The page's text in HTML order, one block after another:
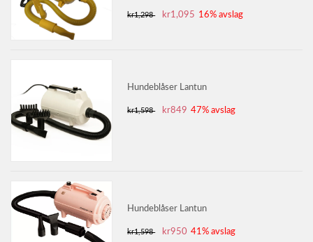
kr1,298 kr1,095 16% avslag
Hundeblåser Lantun
kr1,598 kr849 47% avslag
Hundeblåser Lantun
kr1,598 kr950 41% avslag